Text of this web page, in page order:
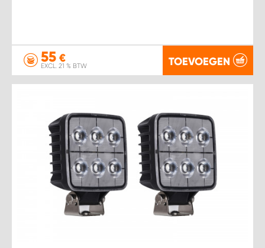
55 €
EXCL. 21 % BTW TOEVOEGEN